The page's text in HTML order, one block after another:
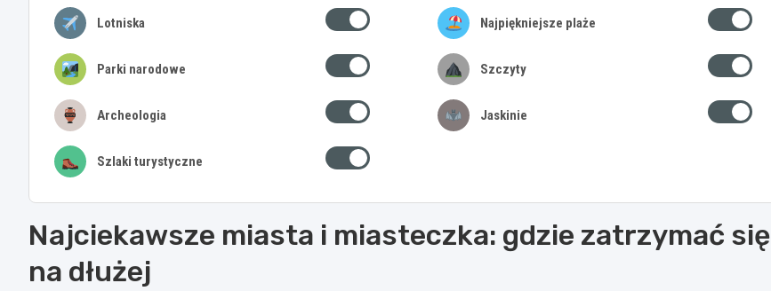
Lotniska Najpiękniejsze plaże
Parki narodowe Szczyty
Archeologia Jaskinie
Szlaki turystyczne
Najciekawsze miasta i miasteczka: gdzie zatrzymać się
na dłużej